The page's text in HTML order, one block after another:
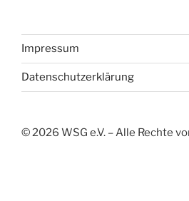
Impressum
Datenschutzerklärung
© 2026 WSG e.V. – Alle Rechte